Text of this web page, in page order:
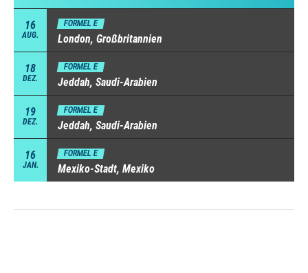
16
AUG.
FORMEL E
London, Großbritannien
18
DEZ.
FORMEL E
Jeddah, Saudi-Arabien
19
DEZ.
FORMEL E
Jeddah, Saudi-Arabien
16
JAN.
FORMEL E
Mexiko-Stadt, Mexiko